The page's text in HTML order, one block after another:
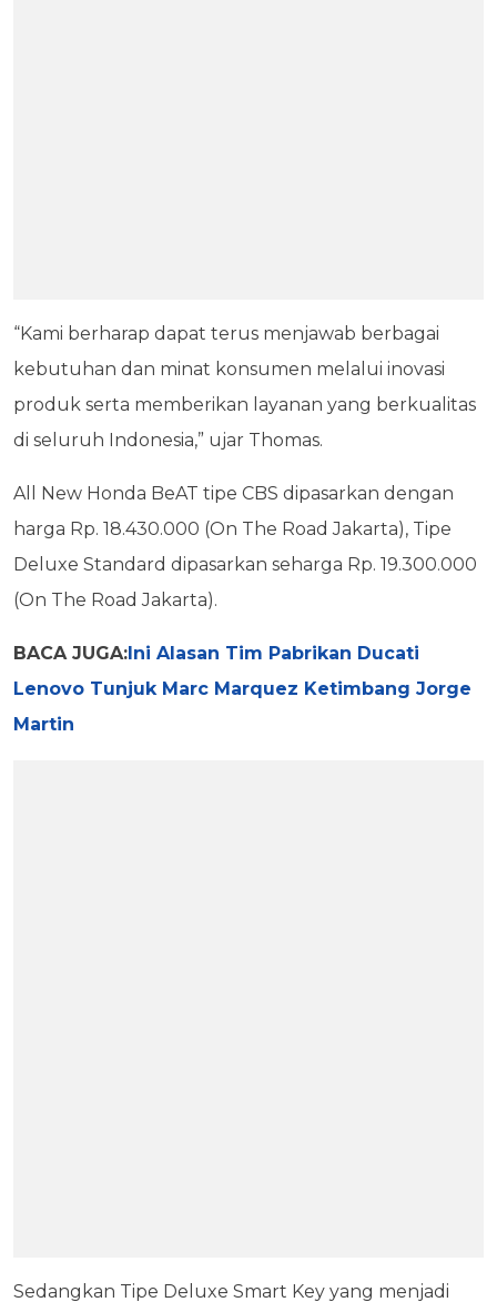
“Kami berharap dapat terus menjawab berbagai
kebutuhan dan minat konsumen melalui inovasi
produk serta memberikan layanan yang berkualitas
di seluruh Indonesia,” ujar Thomas.
All New Honda BeAT tipe CBS dipasarkan dengan
harga Rp. 18.430.000 (On The Road Jakarta), Tipe
Deluxe Standard dipasarkan seharga Rp. 19.300.000
(On The Road Jakarta).
BACA JUGA:Ini Alasan Tim Pabrikan Ducati
Lenovo Tunjuk Marc Marquez Ketimbang Jorge
Martin
Sedangkan Tipe Deluxe Smart Key yang menjadi